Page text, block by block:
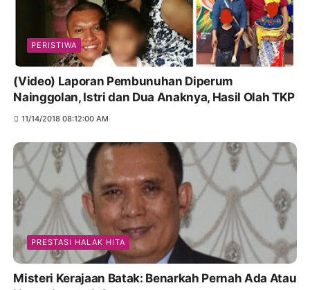
PERISTIWA
(Video) Laporan Pembunuhan Diperum
Nainggolan, Istri dan Dua Anaknya, Hasil Olah TKP
11/14/2018 08:12:00 AM
PRESTASI HALAK HITA
Misteri Kerajaan Batak: Benarkah Pernah Ada Atau